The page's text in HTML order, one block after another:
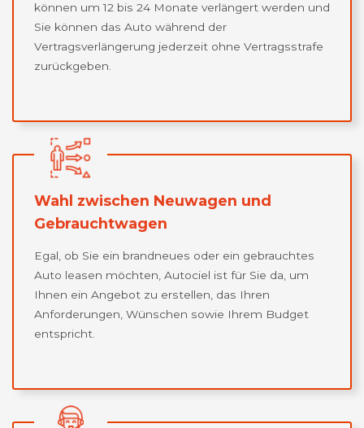
können um 12 bis 24 Monate verlängert werden und
Sie können das Auto während der
Vertragsverlängerung jederzeit ohne Vertragsstrafe
zurückgeben.
Wahl zwischen Neuwagen und
Gebrauchtwagen
Egal, ob Sie ein brandneues oder ein gebrauchtes
Auto leasen möchten, Autociel ist für Sie da, um
Ihnen ein Angebot zu erstellen, das Ihren
Anforderungen, Wünschen sowie Ihrem Budget
entspricht.